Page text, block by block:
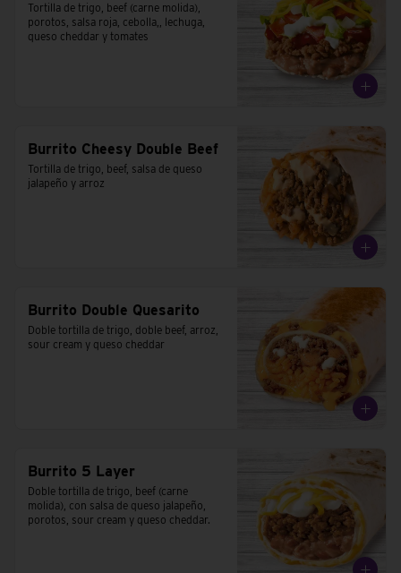
Tortilla de trigo, beef (carne molida),
porotos, salsa roja, cebolla,, lechuga,
queso cheddar y tomates
Burrito Cheesy Double Beef
Tortilla de trigo, beef, salsa de queso
jalapeño y arroz
Burrito Double Quesarito
Doble tortilla de trigo, doble beef, arroz,
sour cream y queso cheddar
Burrito 5 Layer
Doble tortilla de trigo, beef (carne
molida), con salsa de queso jalapeño,
porotos, sour cream y queso cheddar.